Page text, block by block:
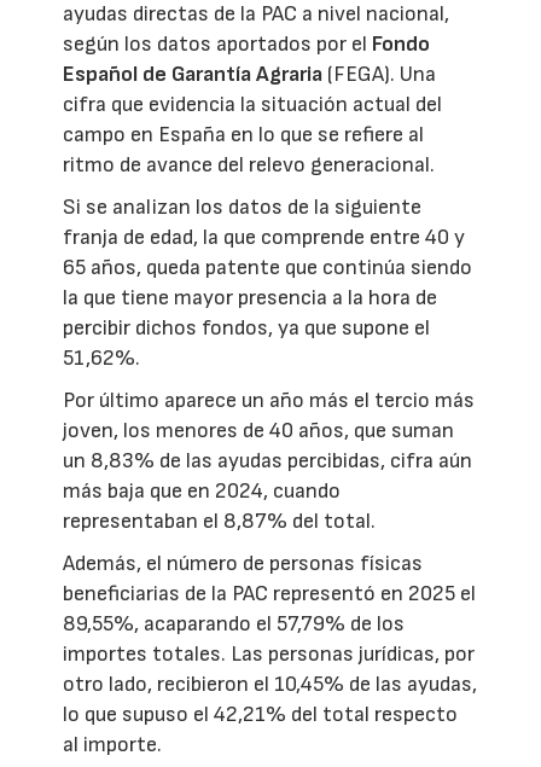
ayudas directas de la PAC a nivel nacional,
según los datos aportados por el Fondo
Español de Garantía Agraria (FEGA). Una
cifra que evidencia la situación actual del
campo en España en lo que se refiere al
ritmo de avance del relevo generacional.
Si se analizan los datos de la siguiente
franja de edad, la que comprende entre 40 y
65 años, queda patente que continúa siendo
la que tiene mayor presencia a la hora de
percibir dichos fondos, ya que supone el
51,62%.
Por último aparece un año más el tercio más
joven, los menores de 40 años, que suman
un 8,83% de las ayudas percibidas, cifra aún
más baja que en 2024, cuando
representaban el 8,87% del total.
Además, el número de personas físicas
beneficiarias de la PAC representó en 2025 el
89,55%, acaparando el 57,79% de los
importes totales. Las personas jurídicas, por
otro lado, recibieron el 10,45% de las ayudas,
lo que supuso el 42,21% del total respecto
al importe.